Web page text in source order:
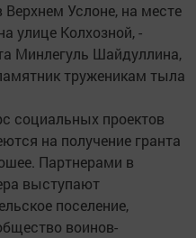
Верхнем Услоне, на месте
улице Колхозной, -
Минлегуль Шайдуллина,
труженикам тыла
социальных проектов
на получение гранта
Партнерами в
выступают
поселение,
воинов-